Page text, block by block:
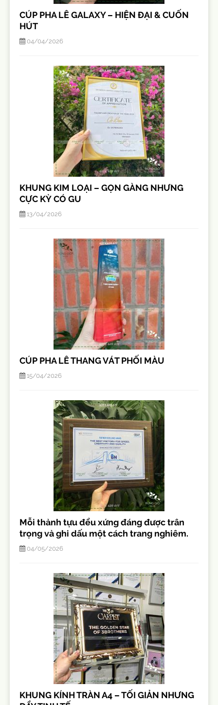
CÚP PHA LÊ GALAXY – HIỆN ĐẠI & CUỐN
HÚT
04/04/2026
KHUNG KIM LOẠI – GỌN GÀNG NHƯNG
CỰC KỲ CÓ GU
13/04/2026
CÚP PHA LÊ THANG VÁT PHỐI MÀU
15/04/2026
Mỗi thành tựu đều xứng đáng được trân
trọng và ghi dấu một cách trang nghiêm.
04/05/2026
KHUNG KÍNH TRÀN A4 – TỐI GIẢN NHƯNG